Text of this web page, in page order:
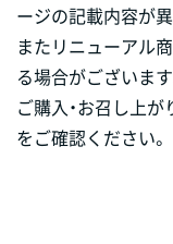
ージの記載内容が
またリニューアル
る場合がございます
ご購入・お召し上
をご確認ください。